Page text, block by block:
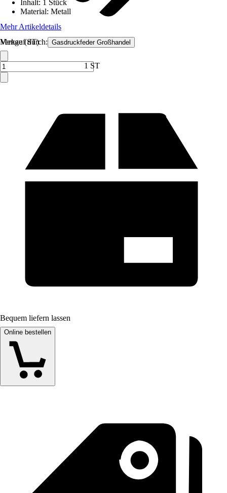
Verkauf durch: Gasdruckfeder Großhandel
Inhalt: 1 Stück
Material: Metall
Mehr Artikeldetails
Menge (ST)
1 ST
Bequem liefern lassen
Online bestellen